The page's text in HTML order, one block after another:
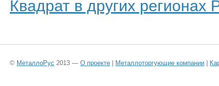
Квадрат в других регионах
© МеталлоРус 2013 — О проекте | Металлоторгующие компании |